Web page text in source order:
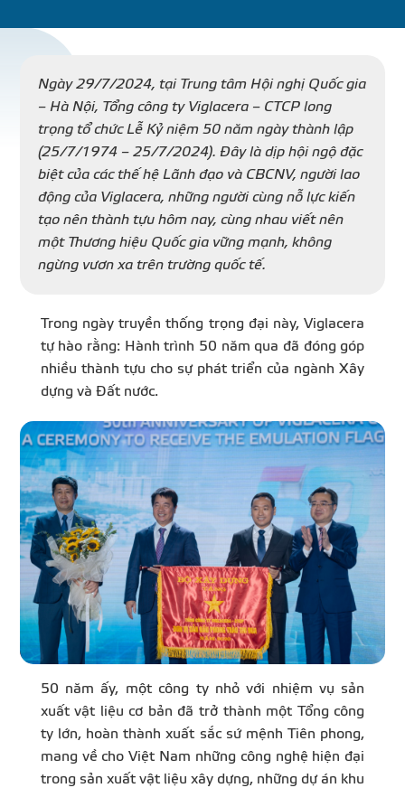
TIN SỰ KIỆN
LIÊN HỆ - TƯ
Ngày 29/7/2024, tại Trung tâm Hội nghị Quốc gia
– Hà Nội, Tổng công ty Viglacera – CTCP long
trọng tổ chức Lễ Kỷ niệm 50 năm ngày thành lập
(25/7/1974 – 25/7/2024). Đây là dịp hội ngộ đặc
biệt của các thế hệ Lãnh đạo và CBCNV, người lao
động của Viglacera, những người cùng nỗ lực kiến
tạo nên thành tựu hôm nay, cùng nhau viết nên
một Thương hiệu Quốc gia vững mạnh, không
ngừng vươn xa trên trường quốc tế.
Trong ngày truyền thống trọng đại này, Viglacera
tự hào rằng: Hành trình 50 năm qua đã đóng góp
nhiều thành tựu cho sự phát triển của ngành Xây
dựng và Đất nước.
50 năm ấy, một công ty nhỏ với nhiệm vụ sản
xuất vật liệu cơ bản đã trở thành một Tổng công
ty lớn, hoàn thành xuất sắc sứ mệnh Tiên phong,
mang về cho Việt Nam những công nghệ hiện đại
trong sản xuất vật liệu xây dựng, những dự án khu